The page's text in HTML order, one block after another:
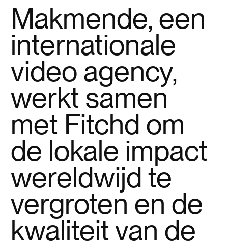
Makmende, een
internationale
video agency,
werkt samen
met Fitchd om
de lokale impact
wereldwijd te
vergroten en de
kwaliteit van de